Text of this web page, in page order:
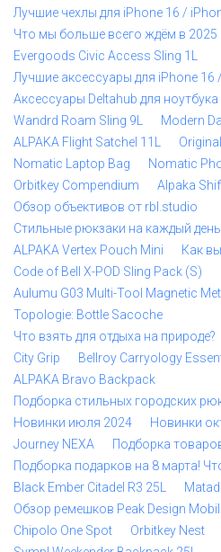
Лучшие чехлы для iPhone 16 /
Что мы больше всего ждём в 2025
Evergoods Civic Access Sling 1L
Лучшие аксессуары для iPhone 16
Аксессуары Deltahub для
Wandrd Roam Sling 9L
Modern
ALPAKA Flight Satchel 11L
Nomatic Laptop Bag
Nomatic
Orbitkey Compendium
Alpaka
Обзор объективов от rbl.studio
Стильные рюкзаки на каждый день
ALPAKA Vertex Pouch Mini
Как
Code of Bell X-POD Sling Pack (S)
Aulumu G03 Multi-Tool Magnetic
Topologie: Bottle Sacoche
Что взять для отдыха на природе?
City Grip
Bellroy Carryology
ALPAKA Bravo Backpack
Подборка стильных городских
Новинки июля 2024
Новинки
Journey NEXA
Подборка
Подборка подарков на 8 марта!
Black Ember Citadel R3 25L
Обзор ремешков Peak Design
Chipolo One Spot
Orbitkey Nest